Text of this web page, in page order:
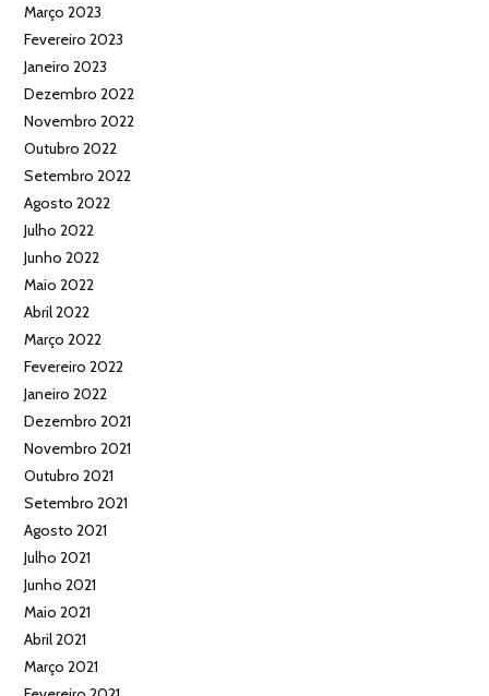
Março 2023
Fevereiro 2023
Janeiro 2023
Dezembro 2022
Novembro 2022
Outubro 2022
Setembro 2022
Agosto 2022
Julho 2022
Junho 2022
Maio 2022
Abril 2022
Março 2022
Fevereiro 2022
Janeiro 2022
Dezembro 2021
Novembro 2021
Outubro 2021
Setembro 2021
Agosto 2021
Julho 2021
Junho 2021
Maio 2021
Abril 2021
Março 2021